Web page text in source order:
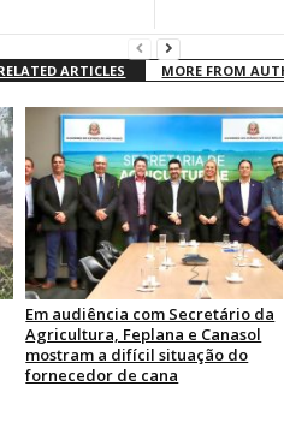
ARTICLES MORE FROM
Em audiência com Secretário da
Agricultura, Feplana e Canasol
mostram a difícil situação do
fornecedor de cana